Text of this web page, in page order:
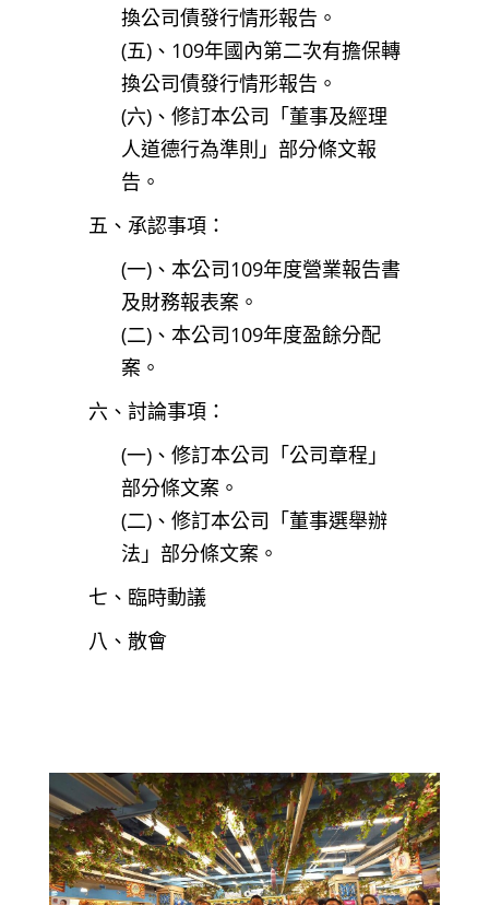
換公司債發行情形報告。
(五)、109年國內第二次有擔保轉
換公司債發行情形報告。
(六)、修訂本公司「董事及經理
人道德行為準則」部分條文報
告。
五、承認事項：
(一)、本公司109年度營業報告書
及財務報表案。
(二)、本公司109年度盈餘分配
案。
六、討論事項：
(一)、修訂本公司「公司章程」
部分條文案。
(二)、修訂本公司「董事選舉辦
法」部分條文案。
七、臨時動議
八、散會